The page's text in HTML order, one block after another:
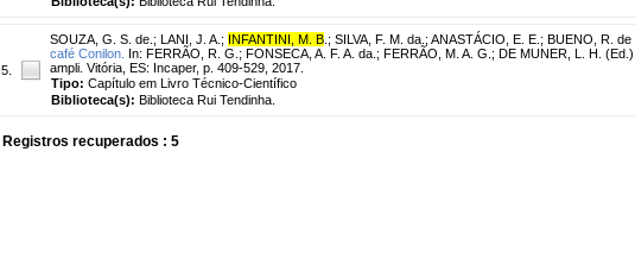
5.
SOUZA, G. S. de. ; LANI, J. A. ; INFANTINI, M. B ; SILVA, F. M. da. ; ANASTÁCIO, E. E. ; BUENO, R. de
café Conilon. In: FERRÃO, R. G.; FONSECA, A. F. A. da.; FERRÃO, M. A. G.; DE MUNER, L. H.
ampli. Vitória, ES: Incaper, p. 409-529, 2017.
Tipo: Capítulo em Livro Técnico-Científico
Biblioteca(s): Biblioteca Rui Tendinha.
Registros recuperados : 5